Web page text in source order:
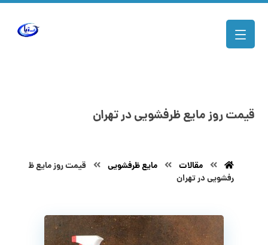
قیمت روز مایع ظرفشویی در تهران
مقالات مایع ظرفشویی
قیمت روز مایع ظ
رفشویی در تهران